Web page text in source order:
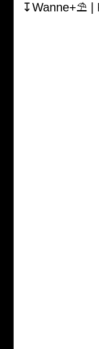
↧Wanne+⛱ |